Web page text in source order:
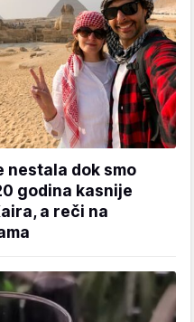
nestala dok smo
godina kasnije
a reči na